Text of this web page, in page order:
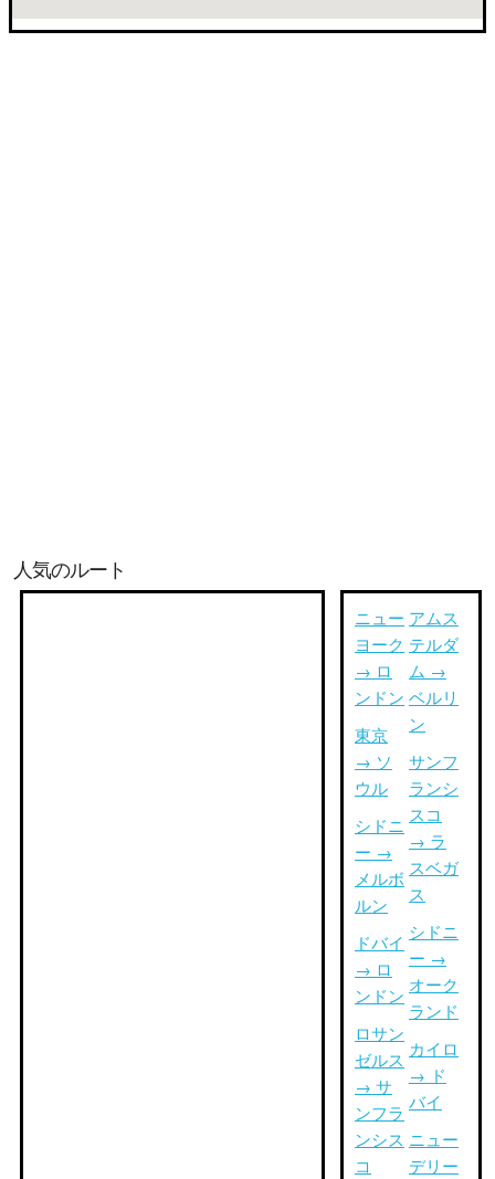
人気のルート
ニュー
ヨーク
→ ロ
ンドン
東京
→ ソ
ウル
シドニ
ー →
メルボ
ルン
ドバイ
→ ロ
ンドン
ロサン
ゼルス
→ サ
ンフラ
ンシス
コ
アムス
テルダ
ム →
ベルリ
ン
サンフ
ランシ
スコ
→ ラ
スベガ
ス
シドニ
ー →
オーク
ランド
カイロ
→ ド
バイ
ニュー
デリー